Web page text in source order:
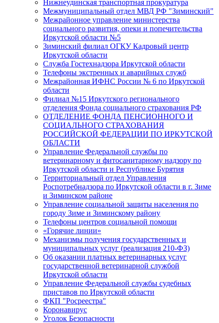
Нижнеудинская транспортная прокуратура
Межмуниципальный отдел МВД РФ "Зиминский"
Межрайонное управление министерства
социального развития, опеки и попечительства
Иркутской области №5
Зиминский филиал ОГКУ Кадровый центр
Иркутской области
Служба Гостехнадзора Иркутской области
Телефоны экстренных и аварийных служб
Межрайонная ИФНС России № 6 по Иркутской
области
Филиал №15 Иркутского регионального
отделения Фонда социального страхования РФ
ОТДЕЛЕНИЕ ФОНДА ПЕНСИОННОГО И
СОЦИАЛЬНОГО СТРАХОВАНИЯ
РОССИЙСКОЙ ФЕДЕРАЦИИ ПО ИРКУТСКОЙ
ОБЛАСТИ
Управление Федеральной службы по
ветеринарному и фитосанитарному надзору по
Иркутской области и Республике Бурятия
Территориальный отдел Управления
Роспотребнадзора по Иркутской области в г. Зиме
и Зиминском районе
Управление социальной защиты населения по
городу Зиме и Зиминскому району
Телефоны центров социальной помощи
«Горячие линии»
Механизмы получения государственных и
муниципальных услуг (реализация 210-ФЗ)
Об оказании платных ветеринарных услуг
государственной ветеринарной службой
Иркутской области
Управление Федеральной службы судебных
приставов по Иркутской области
ФКП "Росреестра"
Коронавирус
Уголок Безопасности